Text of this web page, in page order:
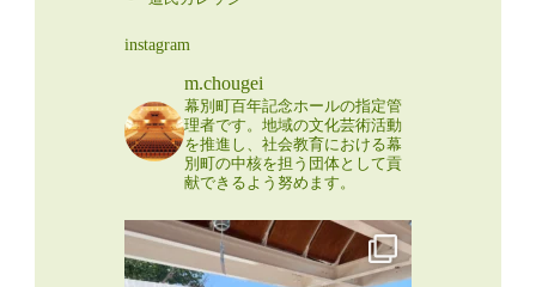
instagram
m.chougei
幕別町百年記念ホールの指定管
理者です。地域の文化芸術活動
を推進し、社会教育における幕
別町の中核を担う団体として貢
献できるよう努めます。